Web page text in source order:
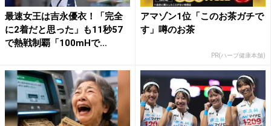
最速女王は吉永優衣！「完全
に2着だと思った」も11秒57
で熱戦制覇「100mHで...
アマゾン1位「このお茶ガチで
す」噂のお茶
PR(ハーブ健康本舗)